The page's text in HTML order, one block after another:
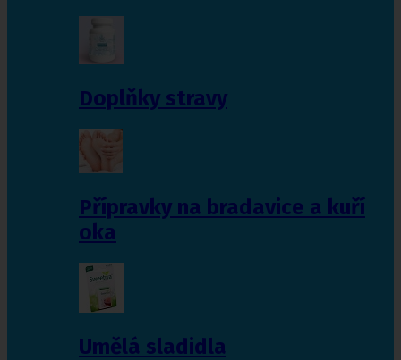
Doplňky stravy
Přípravky na bradavice a kuří
oka
Umělá sladidla